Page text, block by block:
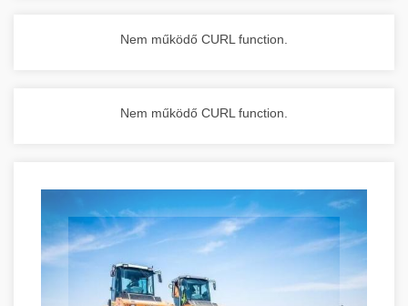
Nem működő CURL function.
Nem működő CURL function.